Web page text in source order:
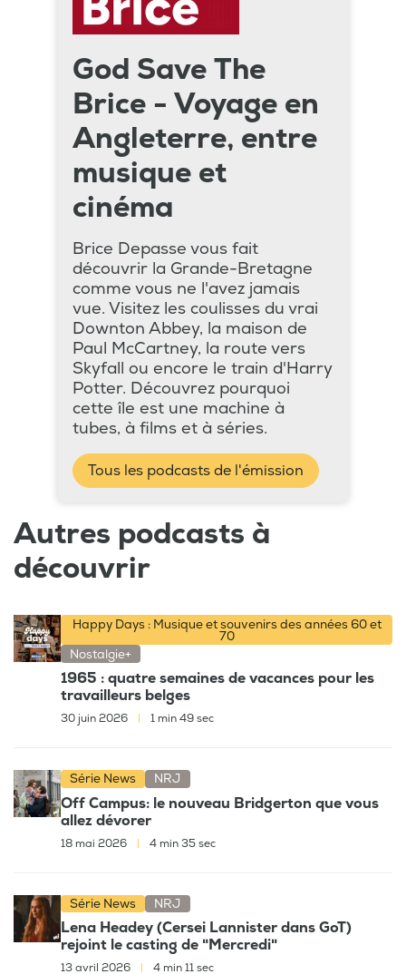
God Save The
Brice - Voyage en
Angleterre, entre
musique et
cinéma
Brice Depasse vous fait
découvrir la Grande-Bretagne
comme vous ne l'avez jamais
vue. Visitez les coulisses du vrai
Downton Abbey, la maison de
Paul McCartney, la route vers
Skyfall ou encore le train d'Harry
Potter. Découvrez pourquoi
cette île est une machine à
tubes, à films et à séries.
Tous les podcasts de l'émission
Autres podcasts à
découvrir
Happy Days : Musique et souvenirs des années 60 et
70
Nostalgie+
1965 : quatre semaines de vacances pour les
travailleurs belges
30 juin 2026 1 min 49 sec
Série News NRJ
Off Campus: le nouveau Bridgerton que vous
allez dévorer
18 mai 2026 | 4 min 35 sec
Série News NRJ
Lena Headey (Cersei Lannister dans GoT)
rejoint le casting de "Mercredi"
13 avril 2026 4 min 11 sec